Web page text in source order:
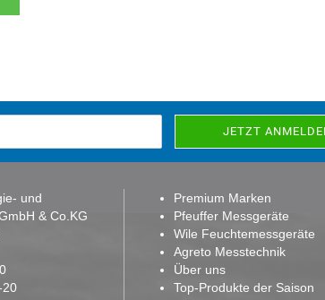
und
& Co.KG
20
Premium Marken
Pfeuffer Messgeräte
Wile Feuchtemessgeräte
Agreto Messtechnik
Über uns
Top-Produkte der Saison